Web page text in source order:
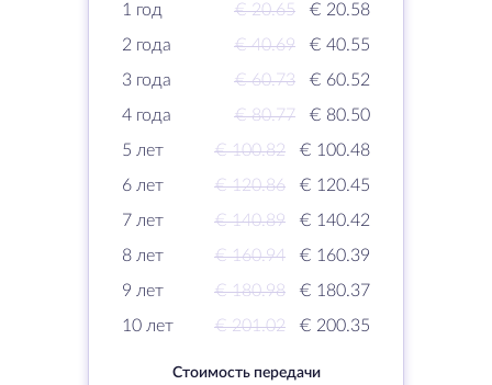
1 год € 20.65
€ 20.58
2 года
€ 40.69
€ 40.55
3 года
€ 60.73
€ 60.52
4 года
€ 80.77
€ 80.50
5 лет
€ 100.82
€ 100.48
6 лет
€ 120.86
€ 120.45
7 лет
€ 140.89
€ 140.42
8 лет
€ 160.94
€ 160.39
9 лет
€ 180.98
€ 180.37
10 лет
€ 201.02 € 200.35
Стоимость передачи